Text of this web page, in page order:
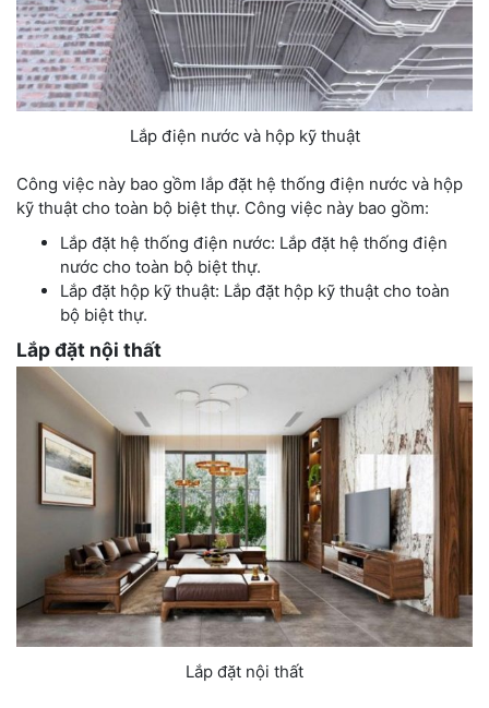
Lắp điện nước và hộp kỹ thuật
Công việc này bao gồm lắp đặt hệ thống điện nước và hộp
kỹ thuật cho toàn bộ biệt thự. Công việc này bao gồm:
Lắp đặt hệ thống điện nước: Lắp đặt hệ thống điện
nước cho toàn bộ biệt thự.
Lắp đặt hộp kỹ thuật: Lắp đặt hộp kỹ thuật cho toàn
bộ biệt thự.
Lắp đặt nội thất
Lắp đặt nội thất